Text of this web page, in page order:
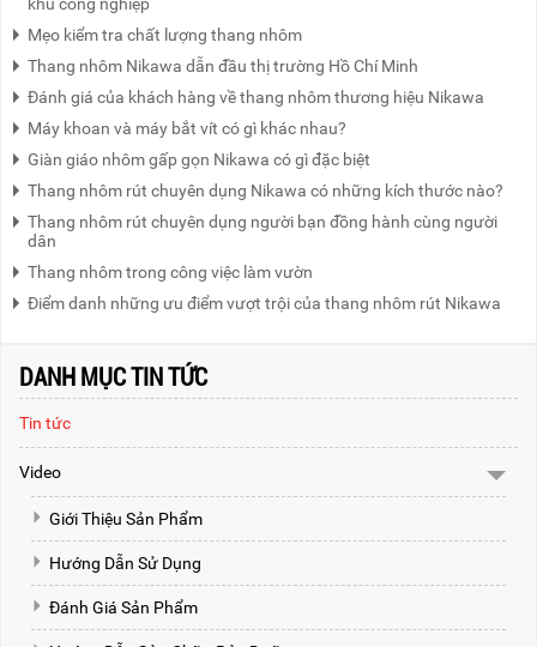
Mẹo kiểm tra chất lượng thang nhôm
Thang nhôm Nikawa dẫn đầu thị trường Hồ Chí Minh
Đánh giá của khách hàng về thang nhôm thương hiệu Nikawa
Máy khoan và máy bắt vít có gì khác nhau?
Giàn giáo nhôm gấp gọn Nikawa có gì đặc biệt
Thang nhôm rút chuyên dụng Nikawa có những kích thước nào?
Thang nhôm rút chuyên dụng người bạn đồng hành cùng người
dân
Thang nhôm trong công việc làm vườn
Điểm danh những ưu điểm vượt trội của thang nhôm rút Nikawa
DANH MỤC TIN TỨC
Tin tức
Video
Giới Thiệu Sản Phẩm
Hướng Dẫn Sử Dụng
Đánh Giá Sản Phẩm